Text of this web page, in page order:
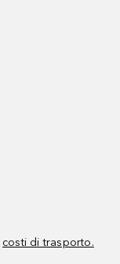
costi di trasporto.